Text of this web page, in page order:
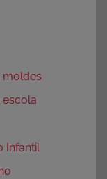
moldes
escola
Infantil